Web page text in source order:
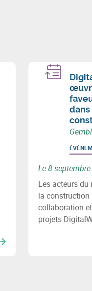
dans
Le 8
Les acteurs du
la construction
collaboration
projets